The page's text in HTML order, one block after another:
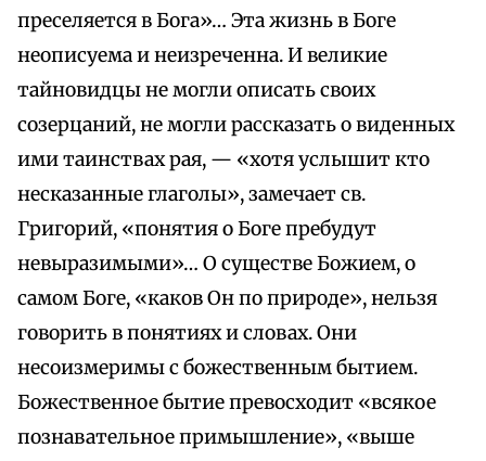
преселяется в Бога»… Эта жизнь в Боге
неописуема и неизреченна. И великие
тайновидцы не могли описать своих
созерцаний, не могли рассказать о виденных
ими таинствах рая, — «хотя услышит кто
несказанные глаголы», замечает св.
Григорий, «понятия о Боге пребудут
невыразимыми»… О существе Божием, о
самом Боге, «каков Он по природе», нельзя
говорить в понятиях и словах. Они
несоизмеримы с божественным бытием.
Божественное бытие превосходит «всякое
познавательное примышление», «выше